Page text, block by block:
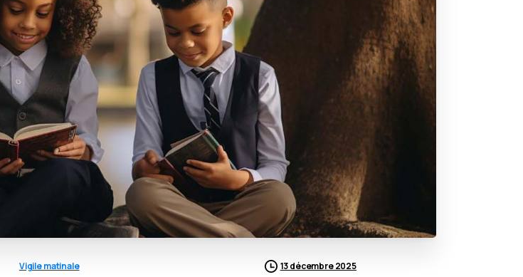
Vigile matinale 13 décembre 2025